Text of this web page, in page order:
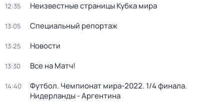
12:35 Неизвестные страницы Кубка мира
13:05 Специальный репортаж
13:25 Новости
13:30 Все на Матч!
14:40
Футбол. Чемпионат мира-2022. 1/4 финала.
Нидерланды - Аргентина